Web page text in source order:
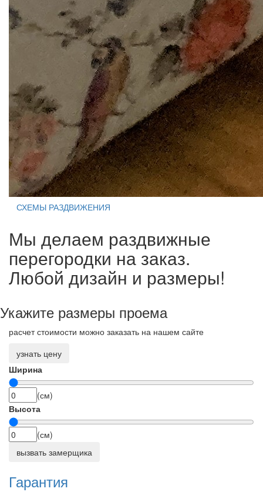
СХЕМЫ РАЗДВИЖЕНИЯ
Мы делаем раздвижные
перегородки на заказ.
Любой дизайн и размеры!
Укажите размеры проема
расчет стоимости можно заказать на нашем сайте
узнать цену
Ширина
(см)
Высота
(см)
вызвать замерщика
Гарантия